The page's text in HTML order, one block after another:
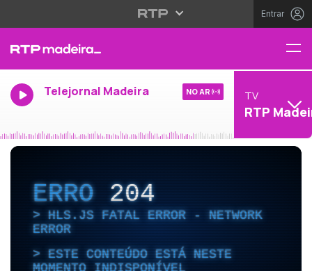
Entrar
Telejornal Madeira NO AR TV
RTP
ERRO204
HLS.JS FATAL ERROR - NETWORK
ERROR
ESTE CONTEÚDO ESTÁ NESTE
MOMENTO INDISPONÍVEL